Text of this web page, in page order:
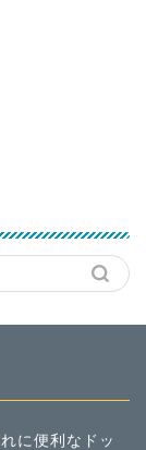
に便利なドッ